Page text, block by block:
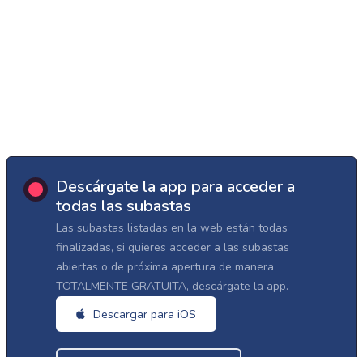
Descárgate la app para acceder a
todas las subastas
Las subastas listadas en la web están todas
finalizadas, si quieres acceder a las subastas
abiertas o de próxima apertura de manera
TOTALMENTE GRATUITA, descárgate la app.
Descargar para iOS